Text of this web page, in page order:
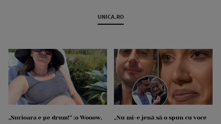
UNICA.RO
„Surioara e pe drum!” :o Wooow,
„Nu mi-e jenă să o spun cu voce